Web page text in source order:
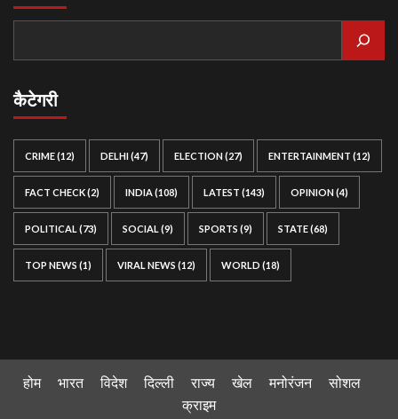
कैटेगरी
CRIME(12) DELHI(47) ELECTION(27) ENTERTAINMENT (12)
FACT CHECK(2) INDIA(108) LATEST (143) OPINION(4)
POLITICAL (73) SOCIAL (9) SPORTS (9) STATE(68)
TOP NEWS (1) VIRAL NEWS (12) WORLD (18)
होम भारत विदेश दिल्ली राज्य खेल मनोरंजन
सोशल
क्राइम